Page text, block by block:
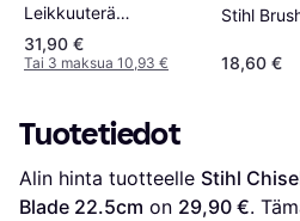
Leikkuuterä
F016800629 23 cm
31,90 €
Tai 3 maksua 10,93 €
Stihl
18,60 €
Tuotetiedot
Alin hinta tuotteelle Stihl
Blade 22.5cm on 29,90 €.